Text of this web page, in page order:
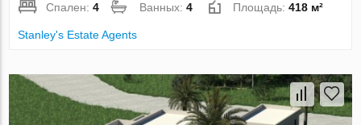
Спален:4 Ванных:4 Площадь:418 м²
Stanley's Estate Agents